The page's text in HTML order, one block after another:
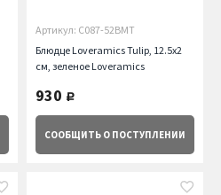
Артикул: C087-52BMT
Блюдце Loveramics Tulip, 12.5х2
см, зеленое Loveramics
930 руб.
СООБЩИТЬ О ПОСТУПЛЕНИИ